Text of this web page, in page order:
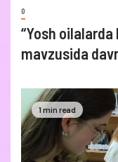
0
“Yosh
mavzusida
1 min read